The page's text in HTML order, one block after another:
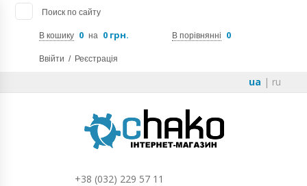
Поиск по сайту
В кошику 0 на 0 грн. В порівнянні 0
Ввійти / Реєстрація
ua | ru
+38 (032) 229 57 11